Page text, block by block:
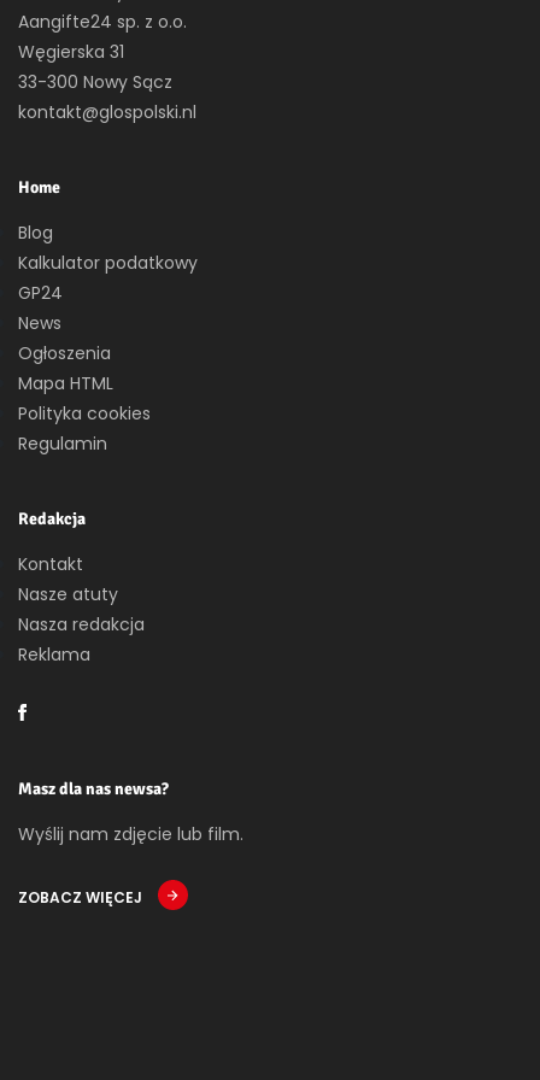
Aangifte24 sp. z o.o.
Węgierska 31
33-300 Nowy Sącz
kontakt@glospolski.nl
Home
Blog
Kalkulator podatkowy
GP24
News
Ogłoszenia
Mapa HTML
Polityka cookies
Regulamin
Redakcja
Kontakt
Nasze atuty
Nasza redakcja
Reklama
Masz dla nas newsa?
Wyślij nam zdjęcie lub film.
ZOBACZ WIĘCEJ